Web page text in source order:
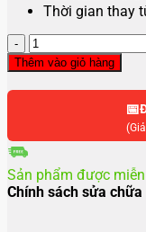
Thời gian thay
Thay
màn
hình
Samsung
số
Thêm vào giỏ hàng
📅
Sản phẩm được
Chính sách sửa chữa